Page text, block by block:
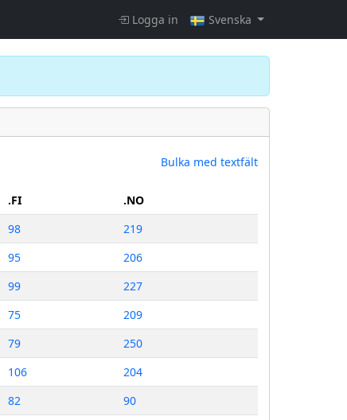
Logga in Svenska
Bulka med textfält
.FI
.NO
98
219
95
206
99
227
75
209
79
250
106
204
82
90